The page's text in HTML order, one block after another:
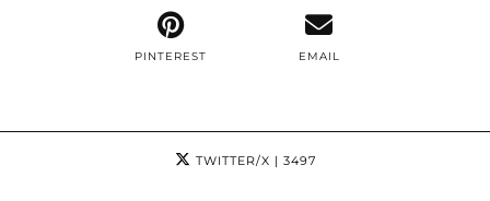
PINTEREST EMAIL
TWITTER/X | 3497